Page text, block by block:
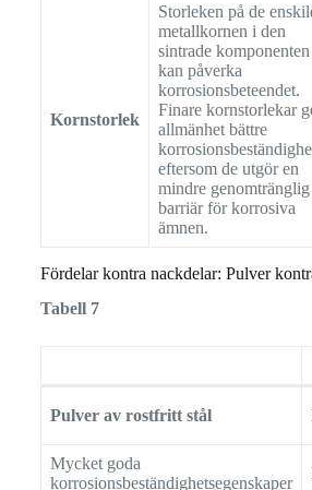
Kornstorlek
Storleken på de
metallkornen i den
sintrade komponenten
kan påverka
korrosionsbeteendet.
Finare kornstorlekar
allmänhet bättre
eftersom de utgör en
mindre genomtränglig
barriär för korrosiva
ämnen.
Fördelar kontra nackdelar: Pulver
Tabell 7
Pulver av rostfritt stål
Mycket goda
korrosionsbeständighetsegenskaper